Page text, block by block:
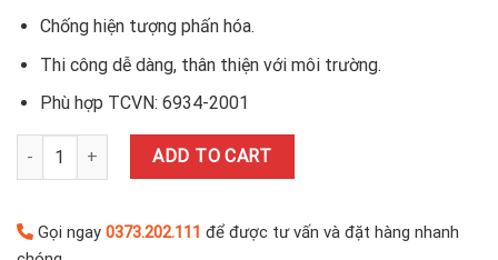
Chống hiện tượng phấn hóa.
Thi công dễ dàng, thân thiện với môi trường.
Phù hợp TCVN: 6934-2001
SƠN LÓT TRONG NHÀ – PRIMER.INT (S8.76-22KG) quantity
ADD TO CART
Gọi ngay 0373.202.111 để được tư vấn và đặt hàng nhanh